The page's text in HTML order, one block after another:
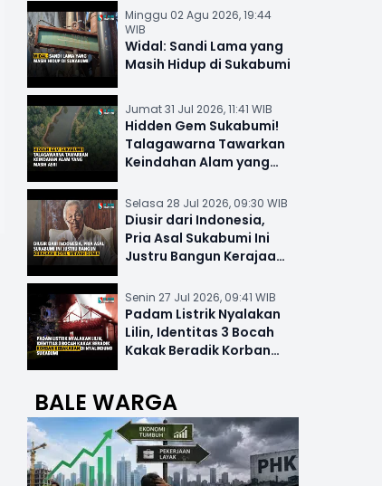
Sejarah
Minggu 02 Agu 2026, 19:44
WIB
Widal: Sandi Lama yang
Masih Hidup di Sukabumi
Jumat 31 Jul 2026, 11:41 WIB
Hidden Gem Sukabumi!
Talagawarna Tawarkan
Keindahan Alam yang
Selasa 28 Jul 2026, 09:30 WIB
Diusir dari Indonesia,
Pria Asal Sukabumi Ini
Justru Bangun Kerajaan
Senin 27 Jul 2026, 09:41 WIB
Padam Listrik Nyalakan
Lilin, Identitas 3 Bocah
Kakak Beradik Korban
BALE WARGA